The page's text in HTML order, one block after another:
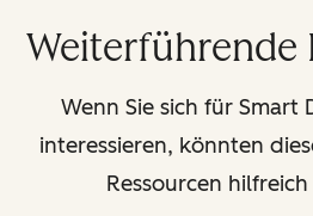
Weiterführende
Wenn Sie sich für Smart
interessieren, könnten
Ressourcen